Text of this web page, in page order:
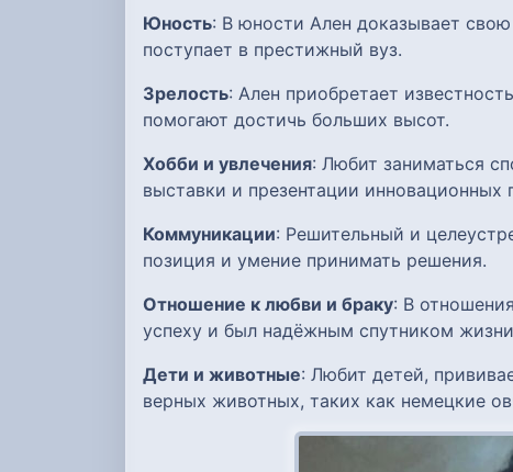
Юность: В юности Ален доказывает
поступает в престижный вуз.
Зрелость: Ален приобретает
помогают достичь больших высот.
Хобби и увлечения: Любит заниматься
выставки и презентации инновационных
Коммуникации: Решительный и
позиция и умение принимать решения.
Отношение к любви и браку: В
успеху и был надёжным спутником
Дети и животные: Любит детей,
верных животных, таких как немецкие